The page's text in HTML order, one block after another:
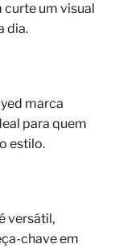
um visual
dia.
marca
para quem
estilo.
versátil,
chave em